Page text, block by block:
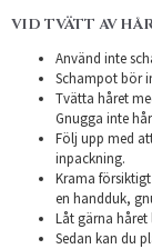
VID TVÄTT AV
Använd inte
Schampot bör
Tvätta håret
Gnugga inte
Följ upp med
inpackning.
Krama
en handduk,
Låt gärna
Sedan kan du